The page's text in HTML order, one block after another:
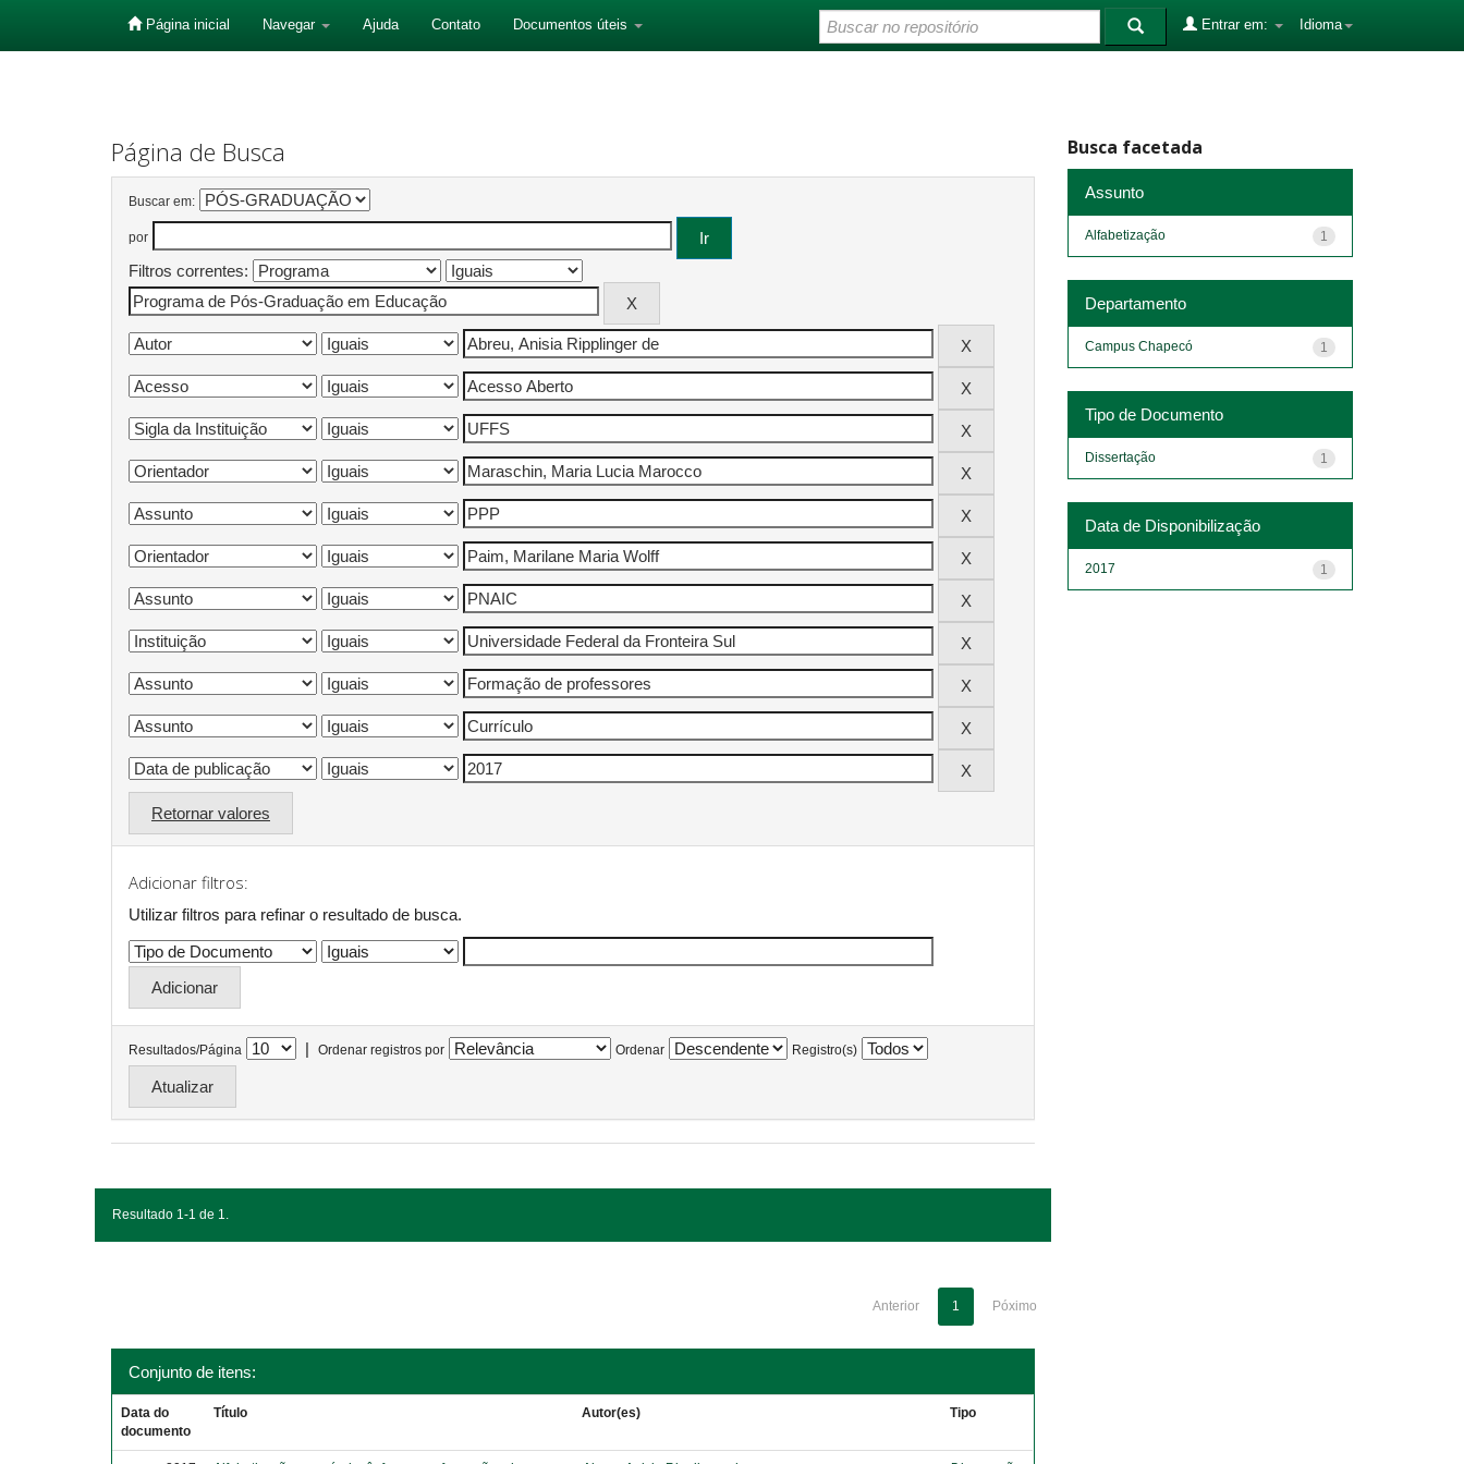
Página inicial Navegar Ajuda Contato Documentos úteis Idioma
Entrar em:
Página de Busca
Buscar em:
por
Filtros correntes:
Retornar valores
Adicionar filtros:
Utilizar filtros para refinar o resultado de busca.
Resultados/Página | Ordenar registros por Ordenar Registro(s)
Resultado 1-1 de 1.
Anterior 1 Póximo
Conjunto de itens:
Data do
documento
Título Autor(es) Tipo
Busca facetada
Assunto
1
Alfabetização
Departamento
1
Campus Chapecó
Tipo de Documento
1
Dissertação
Data de Disponibilização
1
2017